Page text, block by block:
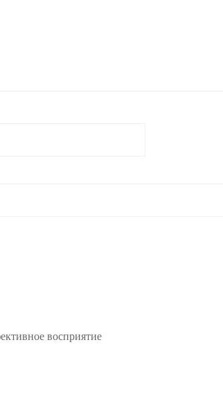
восприятие